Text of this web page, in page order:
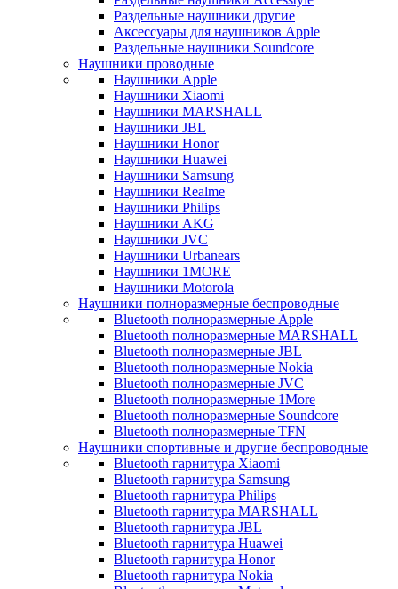
Раздельные наушники другие
Аксессуары для наушников Apple
Раздельные наушники Soundcore
Наушники проводные
Наушники Apple
Наушники Xiaomi
Наушники MARSHALL
Наушники JBL
Наушники Honor
Наушники Huawei
Наушники Samsung
Наушники Realme
Наушники Philips
Наушники AKG
Наушники JVC
Наушники Urbanears
Наушники 1MORE
Наушники Motorola
Наушники полноразмерные беспроводные
Bluetooth полноразмерные Apple
Bluetooth полноразмерные MARSHALL
Bluetooth полноразмерные JBL
Bluetooth полноразмерные Nokia
Bluetooth полноразмерные JVC
Bluetooth полноразмерные 1More
Bluetooth полноразмерные Soundcore
Bluetooth полноразмерные TFN
Наушники спортивные и другие беспроводные
Bluetooth гарнитура Xiaomi
Bluetooth гарнитура Samsung
Bluetooth гарнитура Philips
Bluetooth гарнитура MARSHALL
Bluetooth гарнитура JBL
Bluetooth гарнитура Huawei
Bluetooth гарнитура Honor
Bluetooth гарнитура Nokia